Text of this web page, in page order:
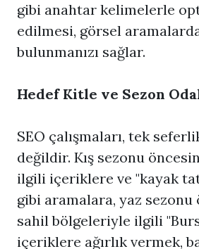
gibi anahtar kelimelerle
edilmesi, görsel
bulunmanızı sağlar.
Hedef Kitle ve Sezon
SEO çalışmaları, tek
değildir. Kış sezonu
ilgili içeriklere ve "kayak
gibi aramalara, yaz sezonu
sahil bölgeleriyle ilgili
içeriklere ağırlık vermek,